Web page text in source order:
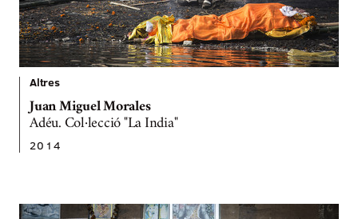
Altres
Juan Miguel Morales
Adéu. Col·lecció "La India"
2014